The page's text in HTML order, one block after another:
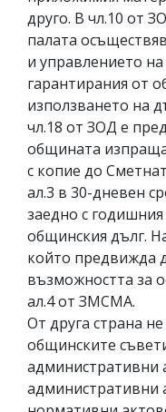
друго. В чл.10 от
палата
и управлението
гарантирания от
използването на
чл.18 от ЗОД е
общината
с копие до
ал.3 в 30-дневен
заедно с
общинския дълг.
който предвижда
възможността за
ал.4 от ЗМСМА.
От друга страна
общинските
административни
административни